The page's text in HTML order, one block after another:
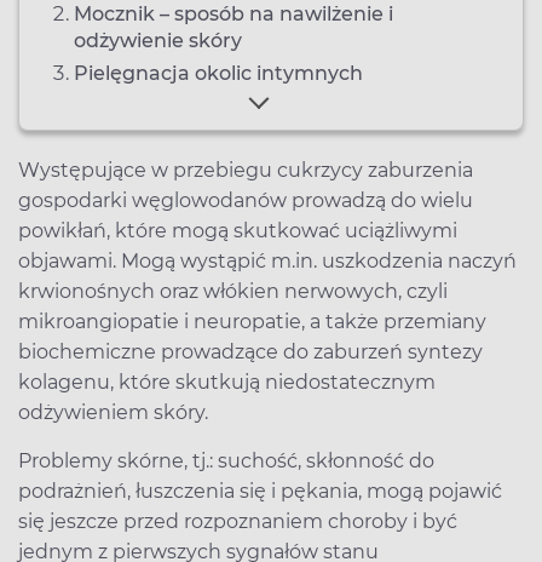
Mocznik – sposób na nawilżenie i
odżywienie skóry
Pielęgnacja okolic intymnych
Występujące w przebiegu cukrzycy zaburzenia
gospodarki węglowodanów prowadzą do wielu
powikłań, które mogą skutkować uciążliwymi
objawami. Mogą wystąpić m.in. uszkodzenia naczyń
krwionośnych oraz włókien nerwowych, czyli
mikroangiopatie i neuropatie, a także przemiany
biochemiczne prowadzące do zaburzeń syntezy
kolagenu, które skutkują niedostatecznym
odżywieniem skóry.
Problemy skórne, tj.: suchość, skłonność do
podrażnień, łuszczenia się i pękania, mogą pojawić
się jeszcze przed rozpoznaniem choroby i być
jednym z pierwszych sygnałów stanu